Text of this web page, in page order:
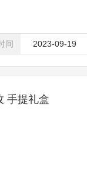
间 2023-09-19
手提礼盒